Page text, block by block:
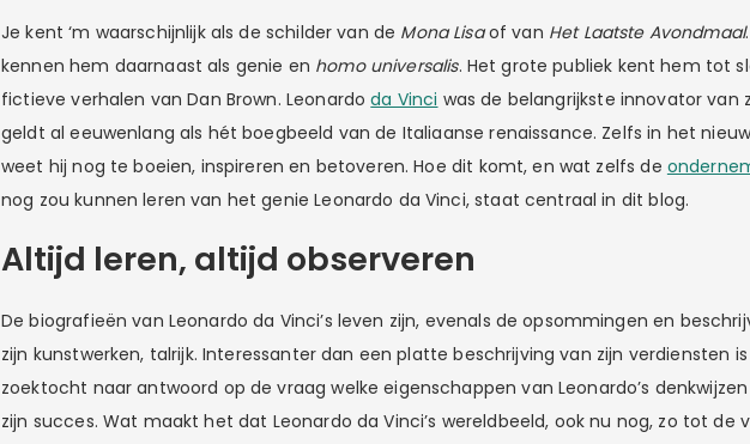
Je kent ‘m waarschijnlijk als de schilder van de Mona Lisaof van Het Laatste Avondmaal
kennen hem daarnaast als genie en homo universalis. Het grote publiek kent hem tot
fictieve verhalen van Dan Brown. Leonardoda Vinci was de belangrijkste innovator van
geldt al eeuwenlang als hét boegbeeld van de Italiaanse renaissance. Zelfs in het
weet hij nog te boeien, inspireren en betoveren. Hoe dit komt, en wat zelfs de
nog zou kunnen leren van het genie Leonardo da Vinci, staat centraal in dit blog.
Altijd leren, altijd observeren
De biografieën van Leonardo da Vinci’s leven zijn, evenals de opsommingen en
zijn kunstwerken, talrijk. Interessanter dan een platte beschrijving van zijn verdiensten
zoektocht naar antwoord op de vraag welke eigenschappen van Leonardo’s
zijn succes. Wat maakt het dat Leonardo da Vinci’s wereldbeeld, ook nu nog, zo tot de